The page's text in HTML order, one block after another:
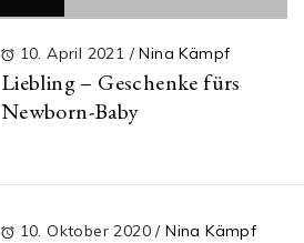
10. April 2021 / Nina Kämpf
Liebling – Geschenke fürs
Newborn-Baby
10. Oktober 2020/ Nina Kämpf